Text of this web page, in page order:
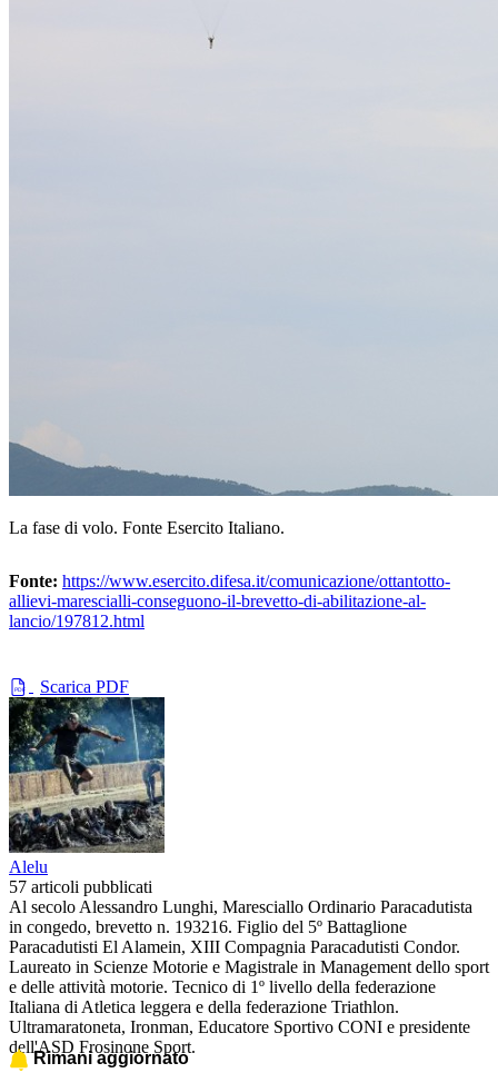
La fase di volo. Fonte Esercito Italiano.
Fonte: https://www.esercito.difesa.it/comunicazione/ottantotto-
allievi-marescialli-conseguono-il-brevetto-di-abilitazione-al-
lancio/197812.html
PDF Scarica PDF
Alelu
57 articoli pubblicati
Al secolo Alessandro Lunghi, Maresciallo Ordinario Paracadutista
in congedo, brevetto n. 193216. Figlio del 5º Battaglione
Paracadutisti El Alamein, XIII Compagnia Paracadutisti Condor.
Laureato in Scienze Motorie e Magistrale in Management dello sport
e delle attività motorie. Tecnico di 1º livello della federazione
Italiana di Atletica leggera e della federazione Triathlon.
Ultramaratoneta, Ironman, Educatore Sportivo CONI e presidente
dell'ASD Frosinone Sport.
Rimani aggiornato